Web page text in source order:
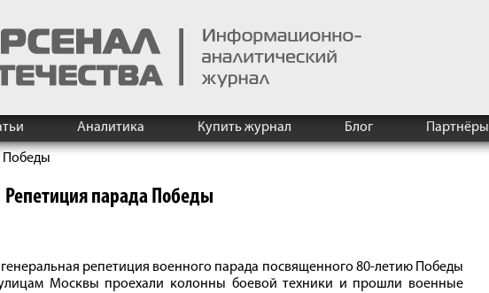
Аналитика Купить журнал Блог Партнёры
Победы
Репетиция парада Победы
репетиция военного парада посвященного 80-летию Победы
Москвы проехали колонны боевой техники и прошли военные